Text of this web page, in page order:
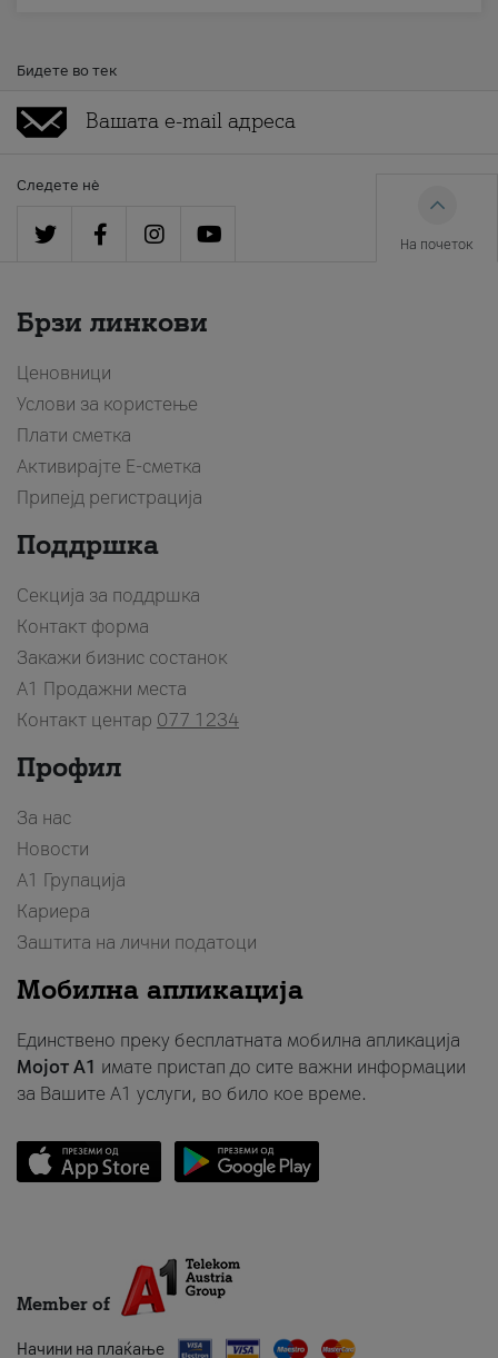
Бидете во тек
Следете нè
На почеток
Брзи линкови
Ценовници
Услови за користење
Плати сметка
Активирајте Е-сметка
Припејд регистрација
Поддршка
Секција за поддршка
Контакт форма
Закажи бизнис состанок
A1 Продажни места
Контакт центар 077 1234
Профил
За нас
Новости
А1 Групација
Кариера
Заштита на лични податоци
Мобилна апликација
Единствено преку бесплатната мобилна апликација
Мојот A1 имате пристап до сите важни информации
за Вашите A1 услуги, во било кое време.
Member of
Начини на плаќање